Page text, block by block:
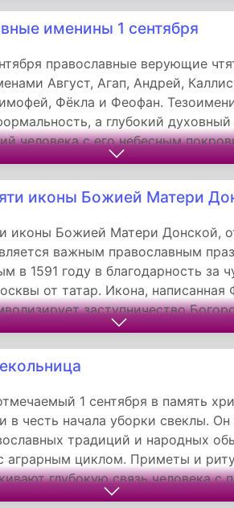
вариант для своих
или эстетические процедуры.
может сохранить
проблем в будущем.
именины 1 сентября
православные верующие
Август, Агап, Андрей,
Фёкла и Феофан.
а глубокий духовный
человека с его небесным
имен несет в себе богатое
о вере, мужестве и
святые, чья память
иконы Божией Матери
иконы Божией Матери Донской,
важным православным
в 1591 году в благодарность за
от татар. Икона, написанная
заступничество
и продолжает почитаться как
через ежегодные
1 сентября в память
в честь начала уборки свеклы.
традиций и народных
аграрным циклом. Приметы и
глубокую связь человека с
к гармонии в хозяйственной и